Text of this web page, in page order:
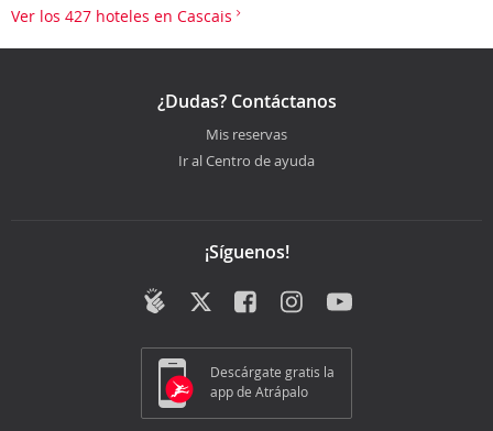
Ver los 427 hoteles en Cascais
¿Dudas? Contáctanos
Mis reservas
Ir al Centro de ayuda
¡Síguenos!
Descárgate gratis la
app de Atrápalo